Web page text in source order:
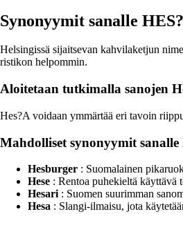
Synonyymit sanalle
Helsingissä sijaitsevan kahvilaketjun
ristikon helpommin.
Aloitetaan tutkimalla sanojen
Hes?A voidaan ymmärtää eri tavoin
Mahdolliset synonyymit sanalle
Hesburger : Suomalainen
Hese : Rentoa puhekieltä käyttävä
Hesari : Suomen suurimman
Hesa : Slangi-ilmaisu, jota